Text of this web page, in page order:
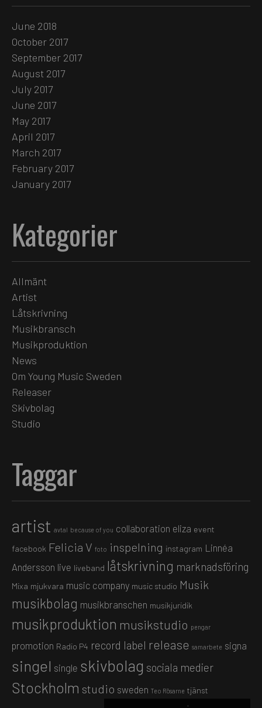
June 2018
October 2017
September 2017
August 2017
July 2017
June 2017
May 2017
April 2017
March 2017
February 2017
January 2017
Kategorier
Allmänt
Artist
Låtskrivning
Musikbransch
Musikproduktion
News
Om Young Music Sweden
Releaser
Skivbolag
Studio
Taggar
artist avtal because of you collaboration eliza event
facebook Felicia V foto inspelning instagram Linnéa
Andersson live liveband låtskrivning marknadsföring
Mixa mjukvara music company music studio Musik
musikbolag musikbranschen musikjuridik
musikproduktion musikstudio pengar
promotion Radio P4 record label release samarbete signa
singel single skivbolag sociala medier
Stockholm studio sweden Teo Rösarne tjänst